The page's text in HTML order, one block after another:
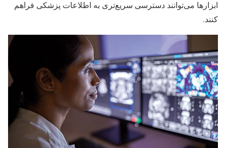
ابزارها می‌توانند دسترسی سریع‌تری به اطلاعات پزشکی فراهم
کنند.